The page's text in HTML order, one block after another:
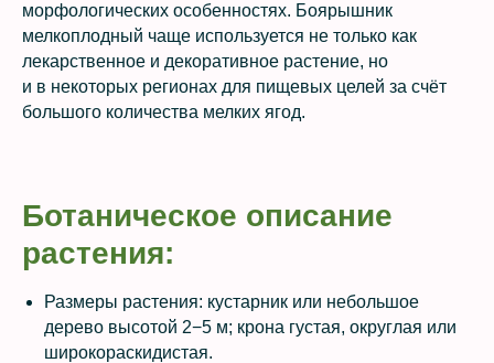
морфологических особенностях. Боярышник
мелкоплодный чаще используется не только как
лекарственное и декоративное растение, но
и в некоторых регионах для пищевых целей за счёт
большого количества мелких ягод.
Ботаническое описание
растения:
Размеры растения: кустарник или небольшое
дерево высотой 2−5 м; крона густая, округлая или
широкораскидистая.